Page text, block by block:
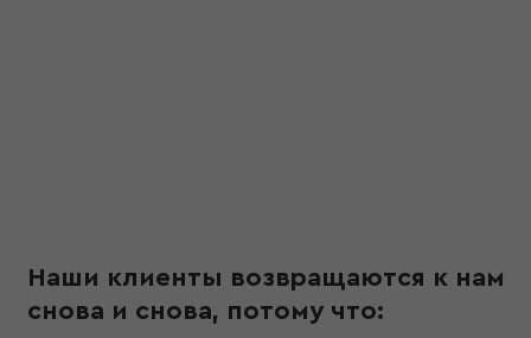
Наши клиенты возвращаются к нам
снова и снова, потому что: